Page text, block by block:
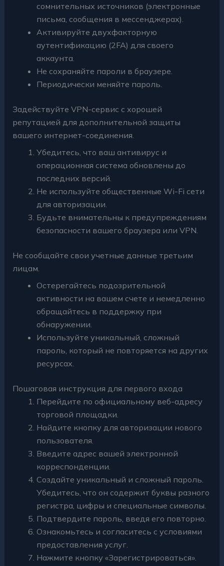
сомнительных источников (электронные
письма, сообщения в мессенджерах).
Активируйте двухфакторную
аутентификацию (2FA) для своего
аккаунта.
Не сохраняйте пароли в браузере.
Периодически меняйте пароль.
Задействуйте VPN-сервис с хорошей
репутацией для дополнительной защиты
вашего интернет-соединения.
Убедитесь, что ваш антивирус и
операционная система обновлены до
последних версий.
Не используйте общественные Wi-Fi сети
для авторизации.
Будьте внимательны к предупреждениям
безопасности вашего браузера или VPN.
Не сообщайте свои учетные данные третьим
лицам.
Остерегайтесь подозрительной
активности на вашем счете и немедленно
обращайтесь в поддержку при
обнаружении.
Используйте уникальный, сложный
пароль, который не повторяется на других
ресурсах.
Пошаговая инструкция для первого входа
Перейдите по официальному веб-адресу
торговой площадки.
Найдите кнопку для авторизации нового
пользователя.
Введите адрес вашей электронной
корреспонденции.
Создайте уникальный и сложный пароль.
Убедитесь, что он содержит буквы разного
регистра, цифры и специальные символы.
Подтвердите пароль, введя его повторно.
Ознакомьтесь и согласитесь с условиями
предоставления услуг.
Нажмите кнопку «Зарегистрироваться».